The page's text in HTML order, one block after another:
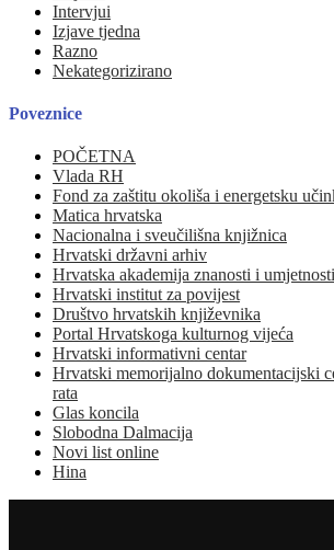
Intervjui
Izjave tjedna
Razno
Nekategorizirano
Poveznice
POČETNA
Vlada RH
Fond za zaštitu okoliša i energetsku
Matica hrvatska
Nacionalna i sveučilišna knjižnica
Hrvatski državni arhiv
Hrvatska akademija znanosti i umjetnosti
Hrvatski institut za povijest
Društvo hrvatskih književnika
Portal Hrvatskoga kulturnog vijeća
Hrvatski informativni centar
Hrvatski memorijalno dokumentacijski
rata
Glas koncila
Slobodna Dalmacija
Novi list online
Hina